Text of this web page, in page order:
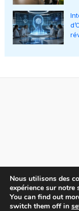
Nous utilisons des
expérience sur notre
You can find out
switch them off in